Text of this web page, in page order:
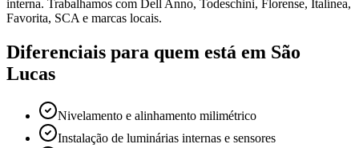
interna. Trabalhamos com Dell Anno, Todeschini, Florense, Italínea,
Favorita, SCA e marcas locais.
Diferenciais para quem está em São
Lucas
Nivelamento e alinhamento milimétrico
Instalação de luminárias internas e sensores